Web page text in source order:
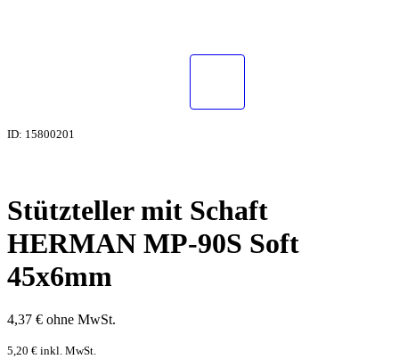
ID: 15800201
Stützteller mit Schaft
HERMAN MP-90S Soft
45x6mm
4,37 € ohne MwSt.
5,20 € inkl. MwSt.